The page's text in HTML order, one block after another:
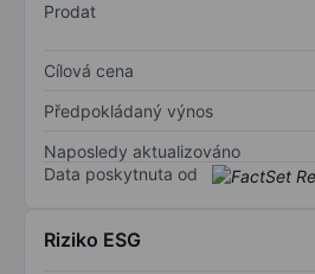
Prodat
Cílová cena
Předpokládaný výnos
Naposledy aktualizováno
Data poskytnuta od
Riziko ESG